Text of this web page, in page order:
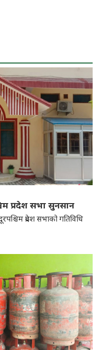
प्रदेश सभा सुनसान
प्रदेश सभाको गतिविधि